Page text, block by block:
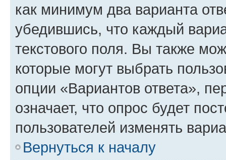
как минимум два варианта
убедившись, что каждый
текстового поля. Вы также
которые могут выбрать
опции «Вариантов ответа»,
означает, что опрос будет
пользователей изменять
Вернуться к началу